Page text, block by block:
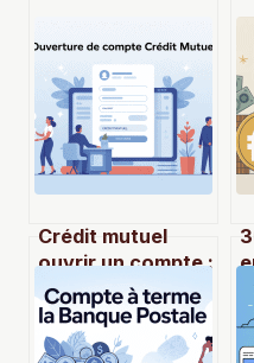
Crédit mutuel
ouvrir un compte :
démarches, choix
et conseils
pratiques